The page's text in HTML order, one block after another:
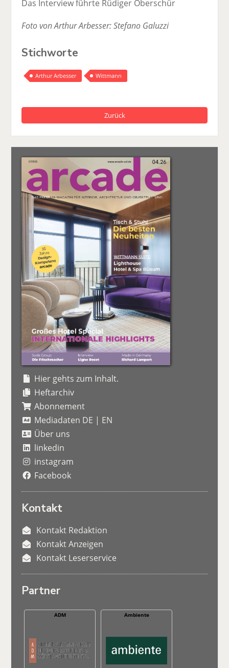
Das Interview führte Rüdiger Oberschür
Foto von Arthur Arbesser: Stefano Galuzzi
Stichworte
Arthur Arbesser Wittmann
Zurück
Hier gehts zum Inhalt.
Heftarchiv
Abonnement
Mediadaten DE | EN
Über uns
linkedin
instagram
Facebook
Kontakt
Kontakt Redaktion
Kontakt Anzeigen
Kontakt Leserservice
Partner
ADM Ambiente